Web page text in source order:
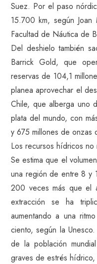
Suez. Por el paso
15.700 km, según
Facultad de Náutica de
Del deshielo también
Barrick Gold, que
reservas de 104,1
planea aprovechar el
Chile, que alberga uno
plata del mundo, con
y 675 millones de onzas
Los recursos hídricos no
Se estima que el
una región de entre 8 y
200 veces más que el
extracción se ha
aumentando a una
ciento, según la
de la población
graves de estrés